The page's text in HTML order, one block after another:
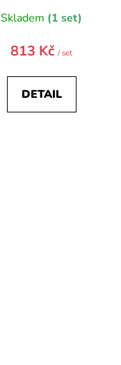
Skladem (1 set)
813 Kč/ set
DETAIL